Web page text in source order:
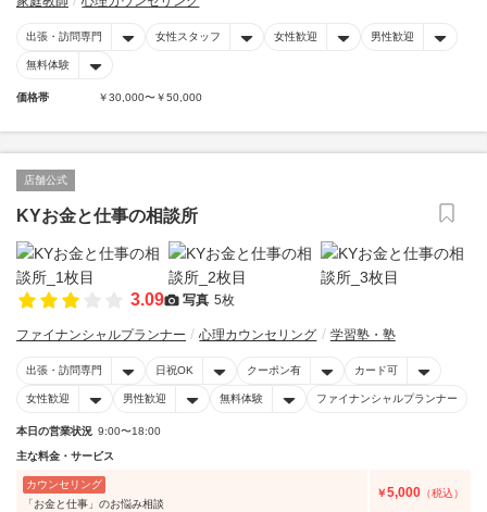
出張・訪問専門 女性スタッフ 女性歓迎 男性歓迎
無料体験
価格帯 ￥30,000〜￥50,000
店舗公式
KYお金と仕事の相談所
3.09 写真 5枚
ファイナンシャルプランナー 心理カウンセリング 学習塾・塾
出張・訪問専門 日祝OK クーポン有 カード可
女性歓迎 男性歓迎 無料体験 ファイナンシャルプランナー
本日の営業状況 9:00〜18:00
主な料金・サービス
カウンセリング
「お金と仕事」のお悩み相談
￥5,000 （税込）